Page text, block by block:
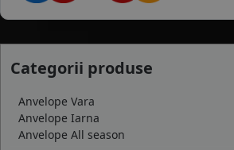
Categorii produse
Anvelope Vara
Anvelope Iarna
Anvelope All season